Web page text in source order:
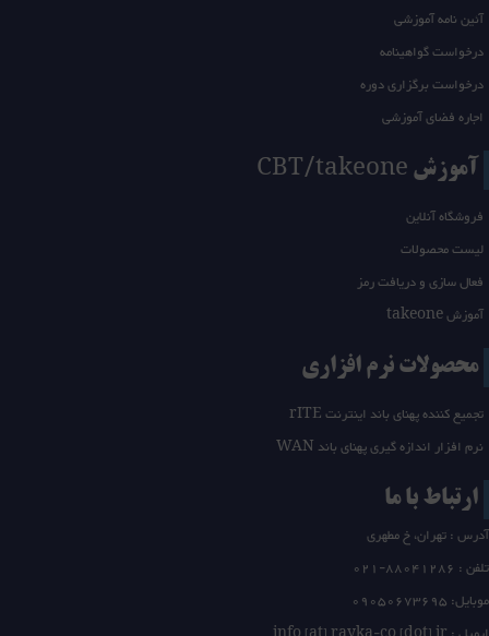
آئین نامه آموزشی
درخواست گواهینامه
درخواست برگزاری دوره
اجاره فضای آموزشی
آموزش CBT/takeone
فروشگاه آنلاین
لیست محصولات
فعال سازی و دریافت رمز
آموزش takeone
محصولات نرم افزاری
تجمیع کننده پهنای باند اینترنت rITE
نرم افزار اندازه گیری پهنای باند WAN
ارتباط با ما
آدرس : تهران، خ مطهری
تلفن : 21-88041286
0
موبایل: 09050673695